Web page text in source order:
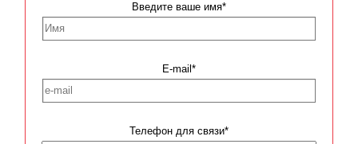
Введите ваше имя*
E-mail*
Телефон для связи*